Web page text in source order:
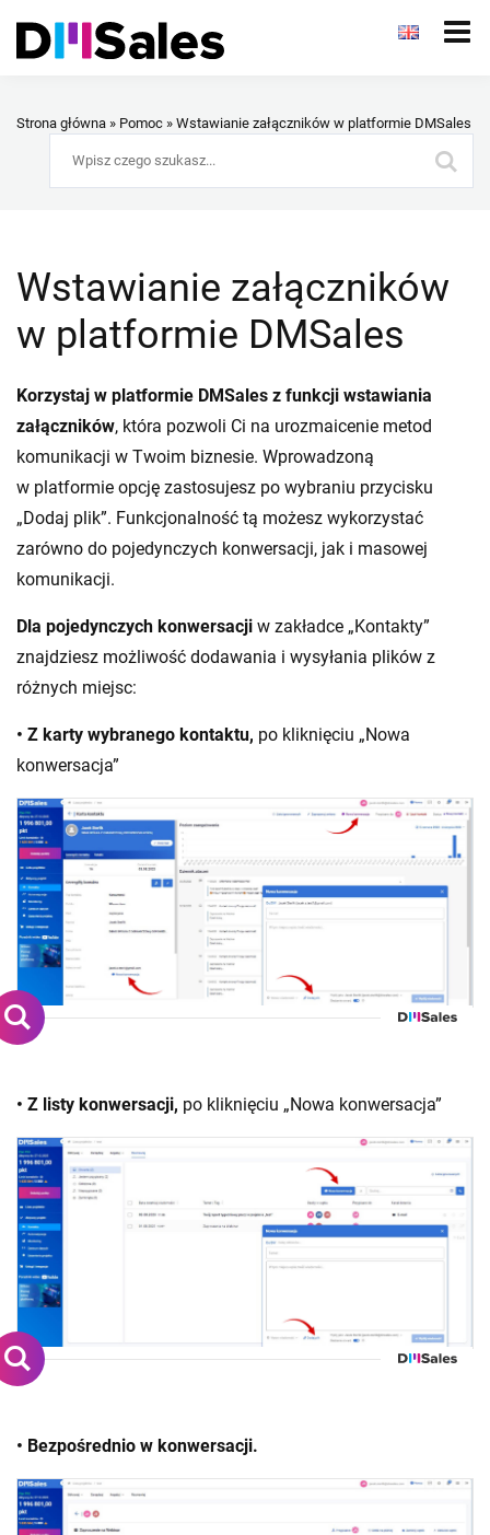
Strona główna » Pomoc » Wstawianie załączników w platformie DMSales
Wstawianie załączników
w platformie DMSales
Korzystaj w platformie DMSales z funkcji wstawiania
załączników, która pozwoli Ci na urozmaicenie metod
komunikacji w Twoim biznesie. Wprowadzoną
w platformie opcję zastosujesz po wybraniu przycisku
„Dodaj plik”. Funkcjonalność tą możesz wykorzystać
zarówno do pojedynczych konwersacji, jak i masowej
komunikacji.
Dla pojedynczych konwersacji w zakładce „Kontakty”
znajdziesz możliwość dodawania i wysyłania plików z
różnych miejsc:
• Z karty wybranego kontaktu, po kliknięciu „Nowa
konwersacja”
• Z listy konwersacji, po kliknięciu „Nowa konwersacja”
• Bezpośrednio w konwersacji.